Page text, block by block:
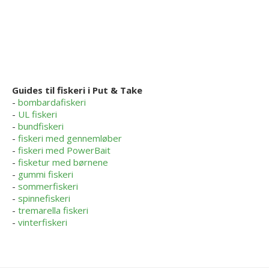
Guides til fiskeri i Put & Take
- bombardafiskeri
- UL fiskeri
- bundfiskeri
- fiskeri med gennemløber
- fiskeri med PowerBait
- fisketur med børnene
- gummi fiskeri
- sommerfiskeri
- spinnefiskeri
- tremarella fiskeri
- vinterfiskeri